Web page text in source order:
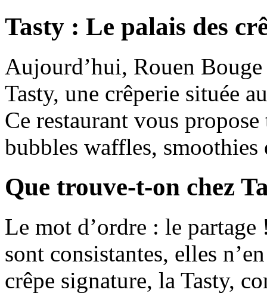
Tasty : Le palais des
Aujourd’hui, Rouen
Tasty, une crêperie située
Ce restaurant vous
bubbles waffles, smoothies
Que trouve-t-on chez
Le mot d’ordre : le partage
sont consistantes, elles
crêpe signature, la Tasty,